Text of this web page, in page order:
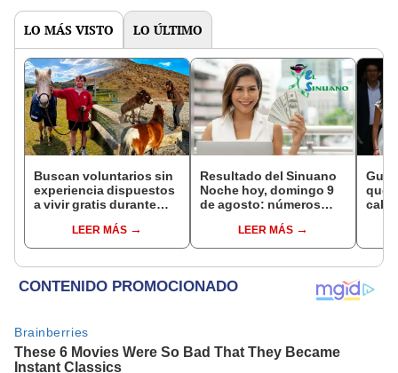
en un paisaje con más
vida
pasado
LO MÁS VISTO LO ÚLTIMO
Buscan voluntarios sin
experiencia dispuestos
a vivir gratis durante
cuidar caballos, burros
y otros animales
LEER MÁS
Resultado del Sinuano
Noche hoy, domingo 9
de agosto: números
de Colombia
LEER MÁS
que